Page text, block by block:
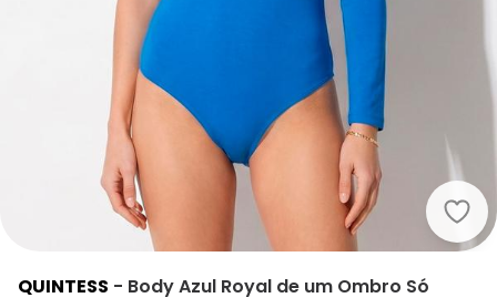
QUINTESS - Body Azul Royal de um Ombro Só